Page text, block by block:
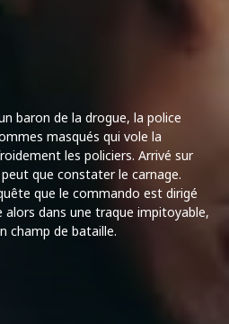
baron de la drogue, la police
masqués qui vole la
les policiers. Arrivé sur
que constater le carnage.
que le commando est dirigé
alors dans une traque impitoyable,
champ de bataille.